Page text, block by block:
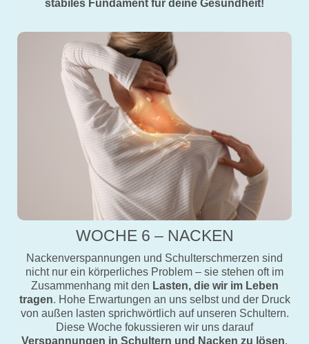
stabiles Fundament für deine Gesundheit!
WOCHE 6 – NACKEN
Nackenverspannungen und Schulterschmerzen sind
nicht nur ein körperliches Problem – sie stehen oft im
Zusammenhang mit den Lasten, die wir im Leben
tragen. Hohe Erwartungen an uns selbst und der Druck
von außen lasten sprichwörtlich auf unseren Schultern.
Diese Woche fokussieren wir uns darauf
Verspannungen in Schultern und Nacken zu lösen.